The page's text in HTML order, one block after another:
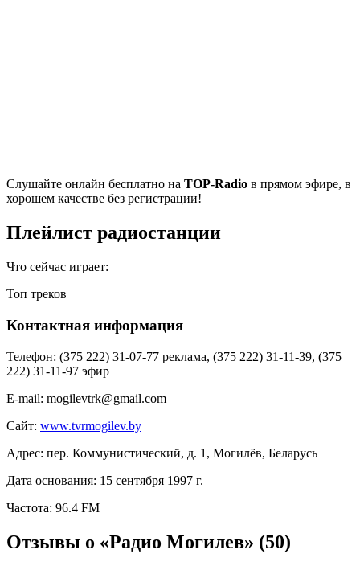
Cлушайте онлайн бесплатно на TOP-Radio в прямом эфире, в
хорошем качестве без регистрации!
Плейлист радиостанции
Что сейчас играет:
Топ треков
Контактная информация
Телефон: (375 222) 31-07-77 реклама, (375 222) 31-11-39, (375
222) 31-11-97 эфир
E-mail: mogilevtrk@gmail.com
Сайт: www.tvrmogilev.by
Адрес: пер. Коммунистический, д. 1, Могилёв, Беларусь
Дата основания: 15 сентября 1997 г.
Частота: 96.4 FM
Отзывы о «Радио Могилев» (50)